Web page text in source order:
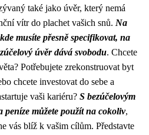
také jako úvěr, který nemá
vítr do plachet vašich snů. Na
musíte přesně specifikovat, na
úvěr dává svobodu. Chcete
Potřebujete zrekonstruovat byt
chcete investovat do sebe a
vaši kariéru? S bezúčelovým
můžete použít na cokoliv,
vás blíž k vašim cílům. Představte